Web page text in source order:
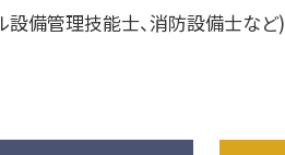
備管理技能士、消防設備士など)